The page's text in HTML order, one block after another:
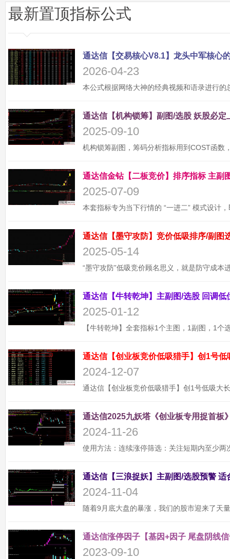
最新置顶指标公式
2026-04-23
2025-09-10
2025-07-09
2025-05-14
2025-01-12
通达信【创业板竞价低吸猎手】创1号
2024-12-07
通达信2025九妖塔《创业板专用捉首板
2024-11-26
2024-11-04
通达信涨停因子【基因+因子 尾盘阴线
2023-09-10